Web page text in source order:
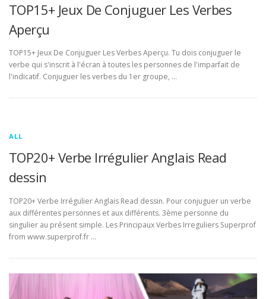
TOP15+ Jeux De Conjuguer Les Verbes
Aperçu
TOP15+ Jeux De Conjuguer Les Verbes Aperçu. Tu dois conjuguer le
verbe qui s'inscrit à l'écran à toutes les personnes de l'imparfait de
l'indicatif. Conjuguer les verbes du 1er groupe, …
ALL
TOP20+ Verbe Irrégulier Anglais Read
dessin
TOP20+ Verbe Irrégulier Anglais Read dessin. Pour conjuguer un verbe
aux différentes personnes et aux différents. 3ème personne du
singulier au présent simple. Les Principaux Verbes Irreguliers Superprof
from www.superprof.fr …